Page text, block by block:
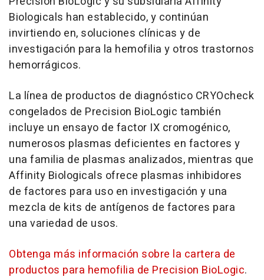
Biologicals han establecido, y continúan
invirtiendo en, soluciones clínicas y de
investigación para la hemofilia y otros trastornos
hemorrágicos.
La línea de productos de diagnóstico CRYOcheck
congelados de Precision BioLogic también
incluye un ensayo de factor IX cromogénico,
numerosos plasmas deficientes en factores y
una familia de plasmas analizados, mientras que
Affinity Biologicals ofrece plasmas inhibidores
de factores para uso en investigación y una
mezcla de kits de antígenos de factores para
una variedad de usos.
Obtenga más información sobre la cartera de
productos para hemofilia de Precision BioLogic.